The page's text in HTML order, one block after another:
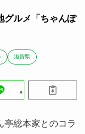
グルメ「ちゃんぽ
滋賀県
亭総本家とのコラ